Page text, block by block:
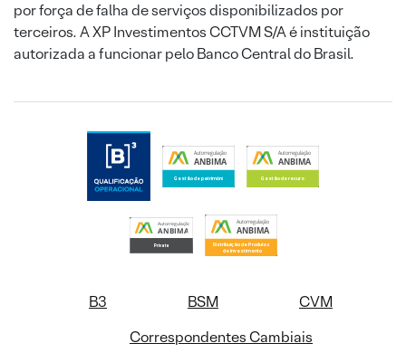
por força de falha de serviços disponibilizados por
terceiros. A XP Investimentos CCTVM S/A é instituição
autorizada a funcionar pelo Banco Central do Brasil.
B3 BSM
CVM
Correspondentes Cambiais